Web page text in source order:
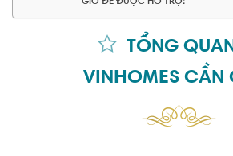
GIỜ ĐỂ ĐƯỢC HỖ TRỢ:
TỔNG
VINHOMES CẦN